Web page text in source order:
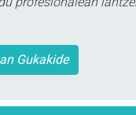
Gukakide